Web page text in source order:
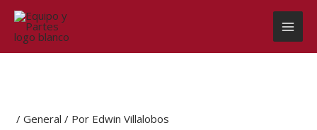
contenido
/General / Por Edwin Villalobos